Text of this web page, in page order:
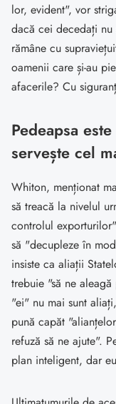
lor, evident", vor
dacă cei decedați
rămâne cu
oamenii care și-au
afacerile? Cu
Pedeapsa
servește cel
Whiton, menționat
să treacă la nivelul
controlul
să "decupleze în
insiste ca aliații
trebuie "să ne
"ei" nu mai sunt
pună capăt
refuză să ne ajute".
plan inteligent, dar